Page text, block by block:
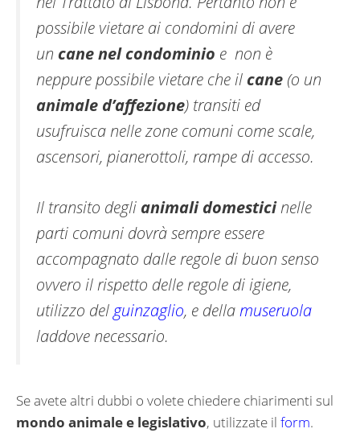
possibile vietare ai condomini di avere
un cane nel condominio e non è
neppure possibile vietare che il cane (o un
animale d’affezione) transiti ed
usufruisca nelle zone comuni come scale,
ascensori, pianerottoli, rampe di accesso.
Il transito degli animali domesticinelle
parti comuni dovrà sempre essere
accompagnato dalle regole di buon senso
ovvero il rispetto delle regole di igiene,
utilizzo delguinzaglio, e dellamuseruola
laddove necessario.
Se avete altri dubbi o volete chiedere chiarimenti sul
mondo animale e legislativo, utilizzate il form.